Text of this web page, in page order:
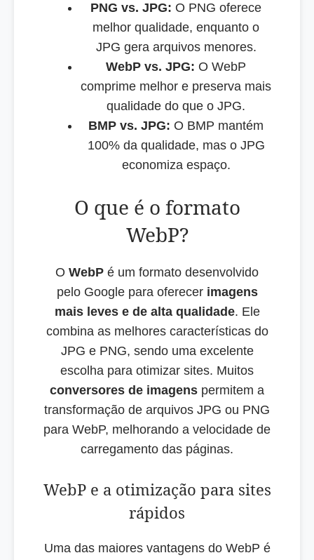
PNG vs. JPG: O PNG oferece
melhor qualidade, enquanto o
JPG gera arquivos menores.
WebP vs. JPG: O WebP
comprime melhor e preserva mais
qualidade do que o JPG.
BMP vs. JPG: O BMP mantém
100% da qualidade, mas o JPG
economiza espaço.
O que é o formato
WebP?
O WebP é um formato desenvolvido
pelo Google para oferecer imagens
mais leves e de alta qualidade. Ele
combina as melhores características do
JPG e PNG, sendo uma excelente
escolha para otimizar sites. Muitos
conversores de imagens permitem a
transformação de arquivos JPG ou PNG
para WebP, melhorando a velocidade de
carregamento das páginas.
WebP e a otimização para sites
rápidos
Uma das maiores vantagens do WebP é